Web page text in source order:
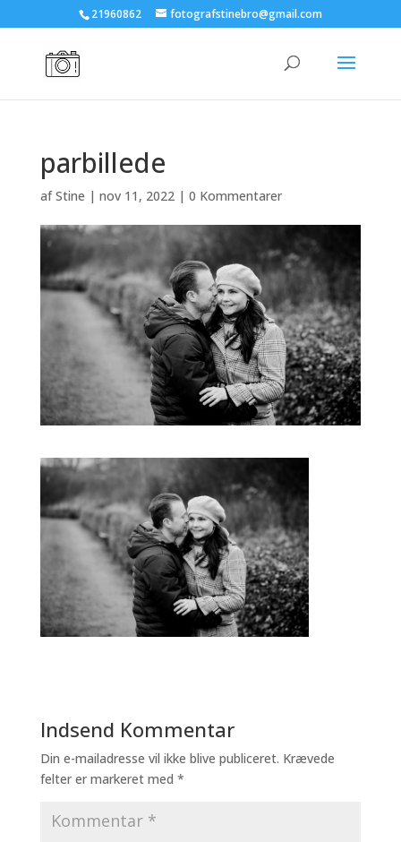
21960862 fotografstinebro@gmail.com
parbillede
afStine | nov 11, 2022| 0 Kommentarer
Indsend Kommentar
Din e-mailadresse vil ikke blive publiceret. Krævede
felter er markeret med *